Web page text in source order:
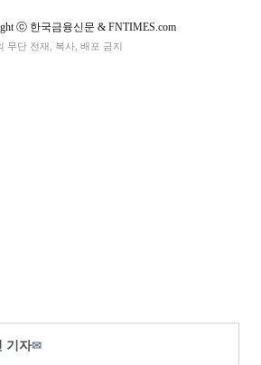
ⓒ 한국금융신문 & FNTIMES.com
무단 전재, 복사, 배포 금지
기자✉